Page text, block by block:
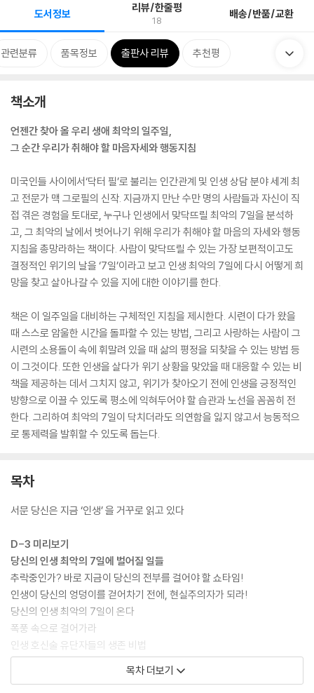
도서정보 리뷰/한줄평
18 배송/반품/교환
관련분류 품목정보 출판사 리뷰 추천평
책소개
언젠간 찾아 올 우리 생애 최악의 일주일,
그 순간 우리가 취해야 할 마음자세와 행동지침
미국인들 사이에서‘닥터 필’로 불리는 인간관계 및 인생 상담 분야 세계 최
고 전문가 맥 그로필의 신작. 지금까지 만난 수만 명의 사람들과 자신이 직
접 겪은 경험을 토대로, 누구나 인생에서 맞닥뜨릴 최악의 7일을 분석하
고, 그 최악의 날에서 벗어나기 위해 우리가 취해야 할 마음의 자세와 행동
지침을 총망라하는 책이다. 사람이 맞닥뜨릴 수 있는 가장 보편적이고도
결정적인 위기의 날을 ‘7일’이라고 보고 인생 최악의 7일에 다시 어떻게 희
망을 찾고 살아나갈 수 있을 지에 대한 이야기를 한다.
책은 이 일주일을 대비하는 구체적인 지침을 제시한다. 시련이 다가 왔을
때 스스로 암울한 시간을 돌파할 수 있는 방법, 그리고 사랑하는 사람이 그
시련의 소용돌이 속에 휘말려 있을 때 삶의 평정을 되찾을 수 있는 방법 등
이 그것이다. 또한 인생을 살다가 위기 상황을 맞았을 때 대응할 수 있는 비
책을 제공하는 데서 그치지 않고, 위기가 찾아오기 전에 인생을 긍정적인
방향으로 이끌 수 있도록 평소에 익혀두어야 할 습관과 노선을 꼼꼼히 전
한다. 그리하여 최악의 7일이 닥치더라도 의연함을 잃지 않고서 능동적으
로 통제력을 발휘할 수 있도록 돕는다.
목차
서문 당신은 지금 ‘인생’ 을 거꾸로 읽고 있다
D-3 미리보기
당신의 인생 최악의 7일에 벌어질 일들
추락중인가? 바로 지금이 당신의 전부를 걸어야 할 쇼타임!
인생이 당신의 엉덩이를 걷어차기 전에, 현실주의자가 되라!
당신의 인생 최악의 7일이 온다
폭풍 속으로 걸어가라
인생 호신술 유단자들의 생존 비법
목차 더보기